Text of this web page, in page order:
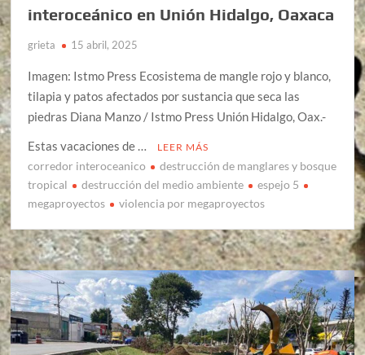
interoceánico en Unión Hidalgo, Oaxaca
grieta 15 abril, 2025
Imagen: Istmo Press Ecosistema de mangle rojo y blanco,
tilapia y patos afectados por sustancia que seca las
piedras Diana Manzo / Istmo Press Unión Hidalgo, Oax.-
Estas vacaciones de …
LEER MÁS
corredor interoceanico
destrucción de manglares y bosque
tropical
destrucción del medio ambiente
espejo 5
megaproyectos
violencia por megaproyectos